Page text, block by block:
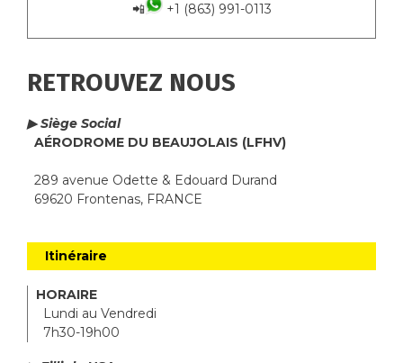
📲
+1 (863) 991-0113
RETROUVEZ NOUS
▶ Siège Social
AÉRODROME DU BEAUJOLAIS (LFHV)
289 avenue Odette & Edouard Durand
69620 Frontenas, FRANCE
Itinéraire
HORAIRE
Lundi au Vendredi
7h30-19h00